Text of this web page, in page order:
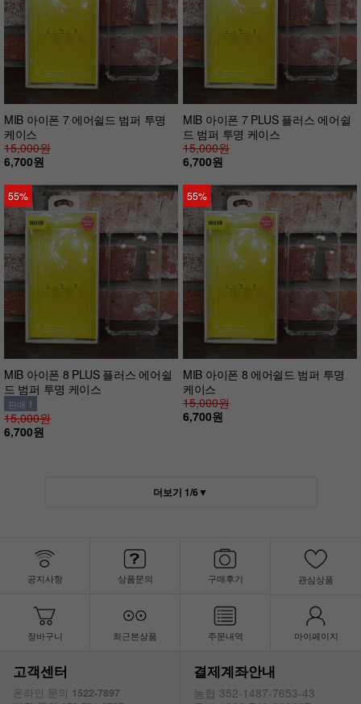
MIB 아이폰 7 에어쉴드 범퍼 투명
케이스
15,000원
6,700원
MIB 아이폰 7 PLUS 플러스 에어쉴
드 범퍼 투명 케이스
15,000원
6,700원
55%
MIB 아이폰 8 PLUS 플러스 에어쉴
드 범퍼 투명 케이스
판매 1
15,000원
6,700원
55%
MIB 아이폰 8 에어쉴드 범퍼 투명
케이스
15,000원
6,700원
더보기 1/6▼
공지사항 상품문의 구매후기 관심상품
장바구니 최근본상품 주문내역 마이페이지
고객센터
온라인 문의 1522-7897
결제계좌안내
농협 352-1487-7653-43